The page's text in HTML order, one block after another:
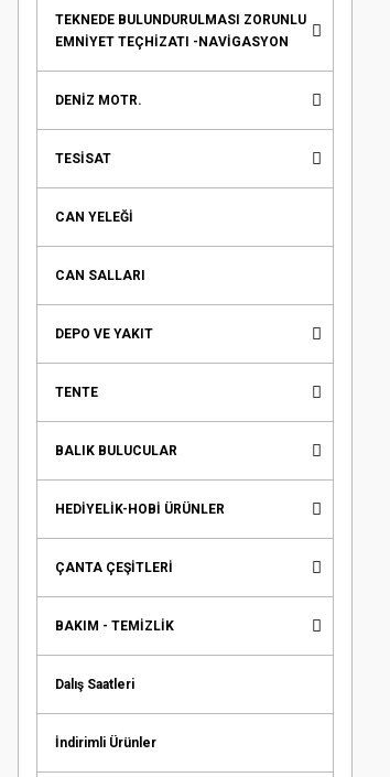
TEKNEDE BULUNDURULMASI ZORUNLU
EMNİYET TEÇHİZATI -NAVİGASYON
DENİZ MOTR.
TESİSAT
CAN YELEĞİ
CAN SALLARI
DEPO VE YAKIT
TENTE
BALIK BULUCULAR
HEDİYELİK-HOBİ ÜRÜNLER
ÇANTA ÇEŞİTLERİ
BAKIM - TEMİZLİK
Dalış Saatleri
İndirimli Ürünler